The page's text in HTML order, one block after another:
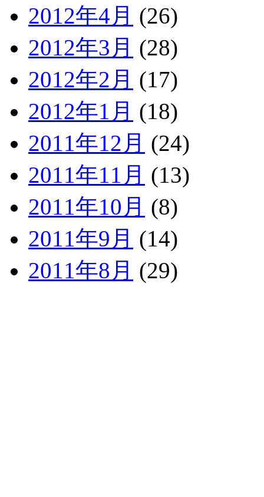
2012年4月 (26)
2012年3月 (28)
2012年2月 (17)
2012年1月 (18)
2011年12月 (24)
2011年11月 (13)
2011年10月 (8)
2011年9月 (14)
2011年8月 (29)